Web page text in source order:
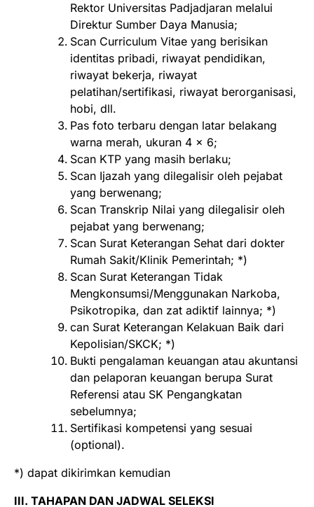
Rektor Universitas Padjadjaran melalui
Direktur Sumber Daya Manusia;
Scan Curriculum Vitae yang berisikan
identitas pribadi, riwayat pendidikan,
riwayat bekerja, riwayat
pelatihan/sertifikasi, riwayat berorganisasi,
hobi, dll.
Pas foto terbaru dengan latar belakang
warna merah, ukuran 4 x 6;
Scan KTP yang masih berlaku;
Scan Ijazah yang dilegalisir oleh pejabat
yang berwenang;
Scan Transkrip Nilai yang dilegalisir oleh
pejabat yang berwenang;
Scan Surat Keterangan Sehat dari dokter
Rumah Sakit/Klinik Pemerintah; *)
Scan Surat Keterangan Tidak
Mengkonsumsi/Menggunakan Narkoba,
Psikotropika, dan zat adiktif lainnya; *)
can Surat Keterangan Kelakuan Baik dari
Kepolisian/SKCK; *)
Bukti pengalaman keuangan atau akuntansi
dan pelaporan keuangan berupa Surat
Referensi atau SK Pengangkatan
sebelumnya;
Sertifikasi kompetensi yang sesuai
(optional).
*) dapat dikirimkan kemudian
III. TAHAPAN DAN JADWAL SELEKSI